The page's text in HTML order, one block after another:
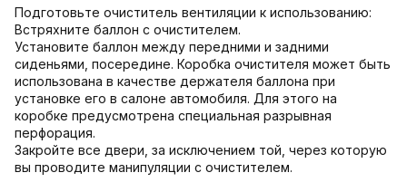
Подготовьте очиститель вентиляции к использованию:
Встряхните баллон с очистителем.
Установите баллон между передними и задними
сиденьями, посередине. Коробка очистителя может быть
использована в качестве держателя баллона при
установке его в салоне автомобиля. Для этого на
коробке предусмотрена специальная разрывная
перфорация.
Закройте все двери, за исключением той, через которую
вы проводите манипуляции с очистителем.